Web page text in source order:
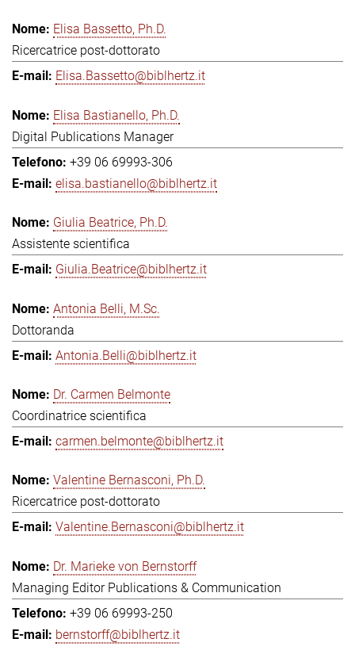
Elisa Bassetto, Ph.D.
Ricercatrice post-dottorato
Elisa.Bassetto@biblhertz.it
Elisa Bastianello, Ph.D.
Digital Publications Manager
+39 06 69993-306
elisa.bastianello@biblhertz.it
Giulia Beatrice, Ph.D.
Assistente scientifica
Giulia.Beatrice@biblhertz.it
Antonia Belli, M.Sc.
Dottoranda
Antonia.Belli@biblhertz.it
Dr. Carmen Belmonte
Coordinatrice scientifica
carmen.belmonte@biblhertz.it
Valentine Bernasconi, Ph.D.
Ricercatrice post-dottorato
Valentine.Bernasconi@biblhertz.it
Dr. Marieke von Bernstorff
Managing Editor Publications & Communication
+39 06 69993-250
bernstorff@biblhertz.it